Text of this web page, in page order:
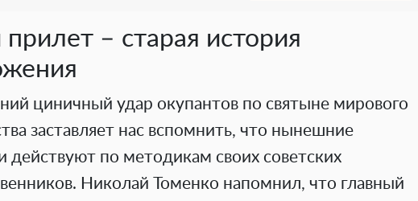
– старая история
циничный удар окупантов по святыне мирового
заставляет нас вспомнить, что нынешние
действуют по методикам своих советских
Николай Томенко напомнил, что главный